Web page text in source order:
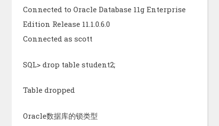
Connected to Oracle Database 11g Enterprise
Edition Release 11.1.0.6.0
Connected as scott
SQL> drop table student2;
Table dropped
Oracle数据库的锁类型